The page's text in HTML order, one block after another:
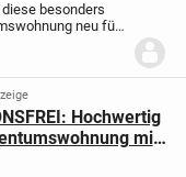
besonders
neu für
Altbaus,
einer
Hochwertig
mit